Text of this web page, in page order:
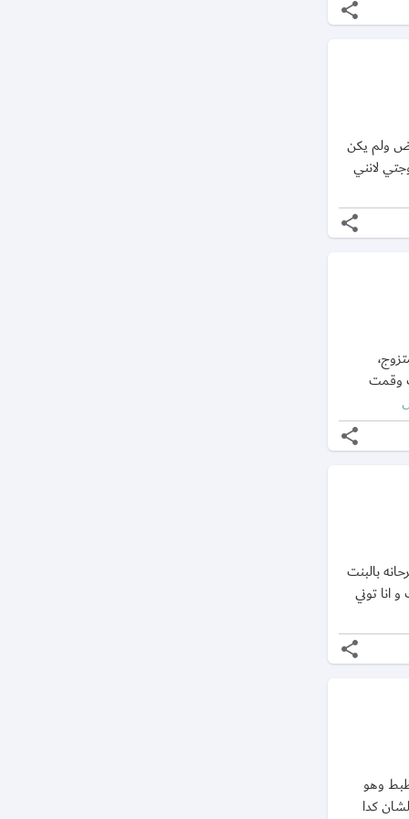
share
ولم يكن
لانني
share
متزوج،
وقمت
share
بالبنت
انا توني
share
وهو
كدا